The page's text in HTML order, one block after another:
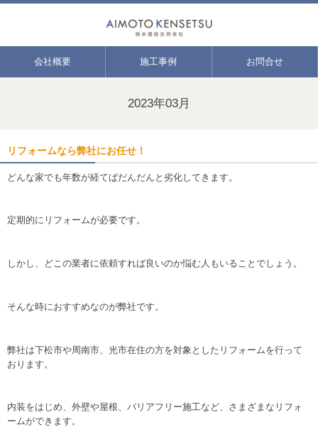
会社概要 施工事例 お問合せ
2023年03月
リフォームなら弊社にお任せ！
どんな家でも年数が経てばだんだんと劣化してきます。
定期的にリフォームが必要です。
しかし、どこの業者に依頼すれば良いのか悩む人もいることでしょう。
そんな時におすすめなのが弊社です。
弊社は下松市や周南市、光市在住の方を対象としたリフォームを行って
おります。
内装をはじめ、外壁や屋根、バリアフリー施工など、さまざまなリフォ
ームができます。